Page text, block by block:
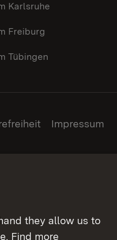
Karlsruhe
Freiburg
Tübingen
Impressum
they allow us to
Find more